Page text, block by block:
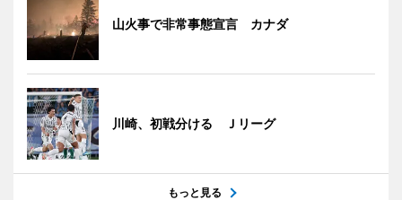
山火事で非常事態宣言 カナダ
川崎、初戦分ける Ｊリーグ
もっと見る